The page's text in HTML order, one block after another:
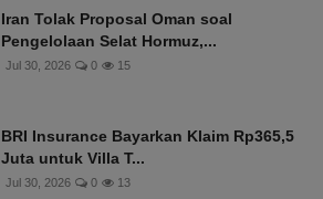
Iran Tolak Proposal Oman soal
Pengelolaan Selat Hormuz,...
Jul 30, 2026 0 15
BRI Insurance Bayarkan Klaim Rp365,5
Juta untuk Villa T...
Jul 30, 2026 0 13